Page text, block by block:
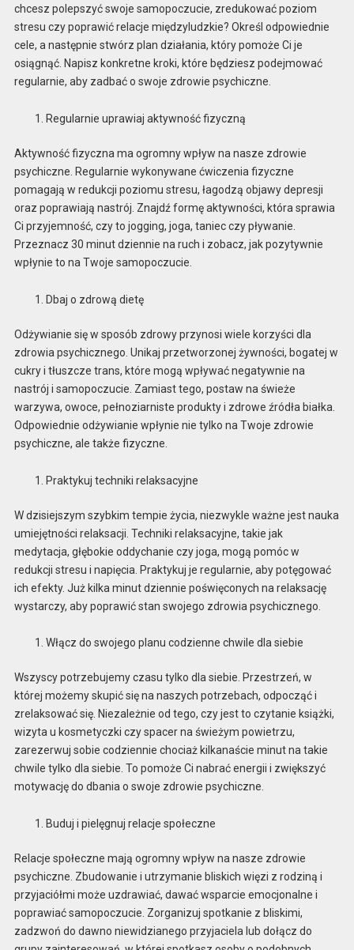
chcesz polepszyć swoje samopoczucie, zredukować poziom
stresu czy poprawić relacje międzyludzkie? Określ odpowiednie
cele, a następnie stwórz plan działania, który pomoże Ci je
osiągnąć. Napisz konkretne kroki, które będziesz podejmować
regularnie, aby zadbać o swoje zdrowie psychiczne.
Regularnie uprawiaj aktywność fizyczną
Aktywność fizyczna ma ogromny wpływ na nasze zdrowie
psychiczne. Regularnie wykonywane ćwiczenia fizyczne
pomagają w redukcji poziomu stresu, łagodzą objawy depresji
oraz poprawiają nastrój. Znajdź formę aktywności, która sprawia
Ci przyjemność, czy to jogging, joga, taniec czy pływanie.
Przeznacz 30 minut dziennie na ruch i zobacz, jak pozytywnie
wpłynie to na Twoje samopoczucie.
Dbaj o zdrową dietę
Odżywianie się w sposób zdrowy przynosi wiele korzyści dla
zdrowia psychicznego. Unikaj przetworzonej żywności, bogatej w
cukry i tłuszcze trans, które mogą wpływać negatywnie na
nastrój i samopoczucie. Zamiast tego, postaw na świeże
warzywa, owoce, pełnoziarniste produkty i zdrowe źródła białka.
Odpowiednie odżywianie wpłynie nie tylko na Twoje zdrowie
psychiczne, ale także fizyczne.
Praktykuj techniki relaksacyjne
W dzisiejszym szybkim tempie życia, niezwykle ważne jest nauka
umiejętności relaksacji. Techniki relaksacyjne, takie jak
medytacja, głębokie oddychanie czy joga, mogą pomóc w
redukcji stresu i napięcia. Praktykuj je regularnie, aby potęgować
ich efekty. Już kilka minut dziennie poświęconych na relaksację
wystarczy, aby poprawić stan swojego zdrowia psychicznego.
Włącz do swojego planu codzienne chwile dla siebie
Wszyscy potrzebujemy czasu tylko dla siebie. Przestrzeń, w
której możemy skupić się na naszych potrzebach, odpocząć i
zrelaksować się. Niezależnie od tego, czy jest to czytanie książki,
wizyta u kosmetyczki czy spacer na świeżym powietrzu,
zarezerwuj sobie codziennie chociaż kilkanaście minut na takie
chwile tylko dla siebie. To pomoże Ci nabrać energii i zwiększyć
motywację do dbania o swoje zdrowie psychiczne.
Buduj i pielęgnuj relacje społeczne
Relacje społeczne mają ogromny wpływ na nasze zdrowie
psychiczne. Zbudowanie i utrzymanie bliskich więzi z rodziną i
przyjaciółmi może uzdrawiać, dawać wsparcie emocjonalne i
poprawiać samopoczucie. Zorganizuj spotkanie z bliskimi,
zadzwoń do dawno niewidzianego przyjaciela lub dołącz do